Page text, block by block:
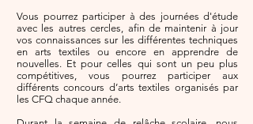
Vous pourrez participer à des journées d'étude
avec les autres cercles, afin de maintenir à jour
vos connaissances sur les différentes techniques
en arts textiles ou encore en apprendre de
nouvelles. Et pour celles qui sont un peu plus
compétitives, vous pourrez participer aux
différents concours d’arts textiles organisés par
les CFQ chaque année.